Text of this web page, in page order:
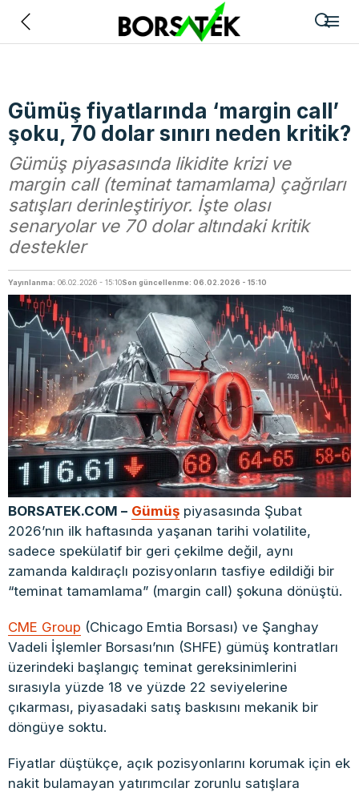
Gümüş fiyatlarında ‘margin call’
şoku, 70 dolar sınırı neden kritik?
Gümüş piyasasında likidite krizi ve
margin call (teminat tamamlama) çağrıları
satışları derinleştiriyor. İşte olası
senaryolar ve 70 dolar altındaki kritik
destekler
Yayınlanma: 06.02.2026 - 15:10Son güncellenme: 06.02.2026 - 15:10
BORSATEK.COM – Gümüş piyasasında Şubat
2026’nın ilk haftasında yaşanan tarihi volatilite,
sadece spekülatif bir geri çekilme değil, aynı
zamanda kaldıraçlı pozisyonların tasfiye edildiği bir
“teminat tamamlama” (margin call) şokuna dönüştü.
CME Group (Chicago Emtia Borsası) ve Şanghay
Vadeli İşlemler Borsası’nın (SHFE) gümüş kontratları
üzerindeki başlangıç teminat gereksinimlerini
sırasıyla yüzde 18 ve yüzde 22 seviyelerine
çıkarması, piyasadaki satış baskısını mekanik bir
döngüye soktu.
Fiyatlar düştükçe, açık pozisyonlarını korumak için ek
nakit bulamayan yatırımcılar zorunlu satışlara